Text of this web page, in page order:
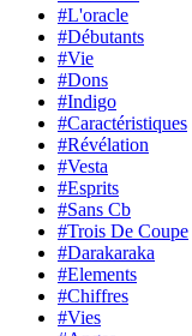
#L'oracle
#Débutants
#Vie
#Dons
#Indigo
#Caractéristiques
#Révélation
#Vesta
#Esprits
#Sans Cb
#Trois De Coupe
#Darakaraka
#Elements
#Chiffres
#Vies